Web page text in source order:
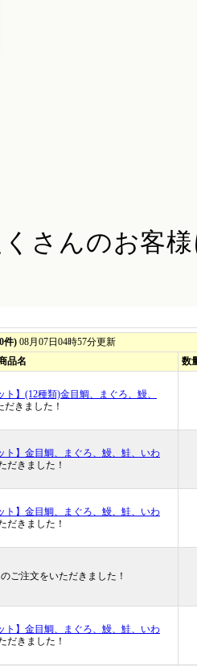
さんのお客様